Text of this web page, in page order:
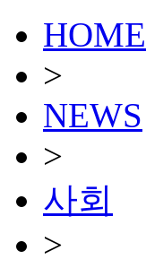
HOME
>
NEWS
>
사회
>